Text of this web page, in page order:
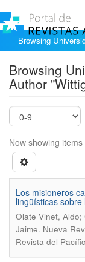
Browsing
Browsing
Author
Now showing items
Los misioneros
lingüísticas
Olate Vinet,
Jaime. Nueva
Revista del